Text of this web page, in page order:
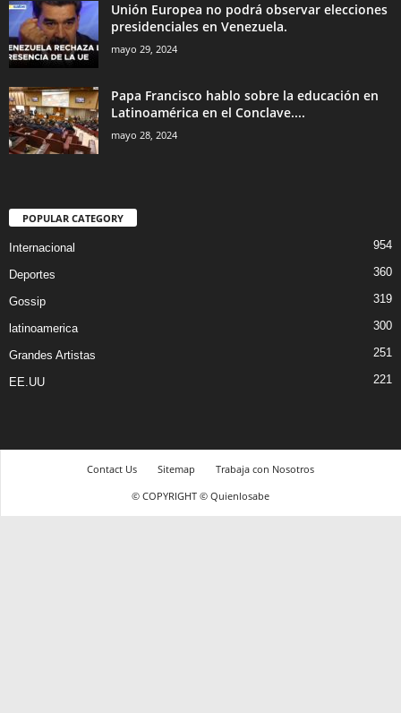
Unión Europea no podrá observar elecciones
presidenciales en Venezuela.
mayo 29, 2024
Papa Francisco hablo sobre la educación en
Latinoamérica en el Conclave....
mayo 28, 2024
POPULAR CATEGORY
Internacional 954
Deportes 360
Gossip 319
latinoamerica 300
Grandes Artistas 251
EE.UU 221
Contact Us Sitemap
Trabaja con Nosotros
© COPYRIGHT © Quienlosabe